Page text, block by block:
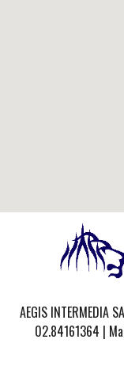
AEGIS INTERMEDIA
02.84161364 |